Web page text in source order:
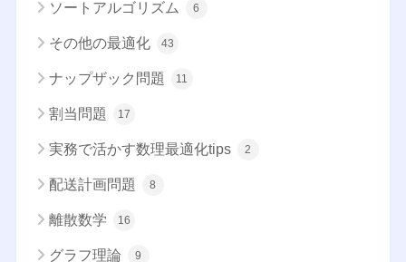
ソートアルゴリズム 6
その他の最適化 43
ナップザック問題 11
割当問題 17
実務で活かす数理最適化tips 2
配送計画問題 8
離散数学 16
グラフ理論 9